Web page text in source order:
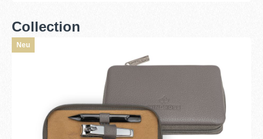
Collection
Neu